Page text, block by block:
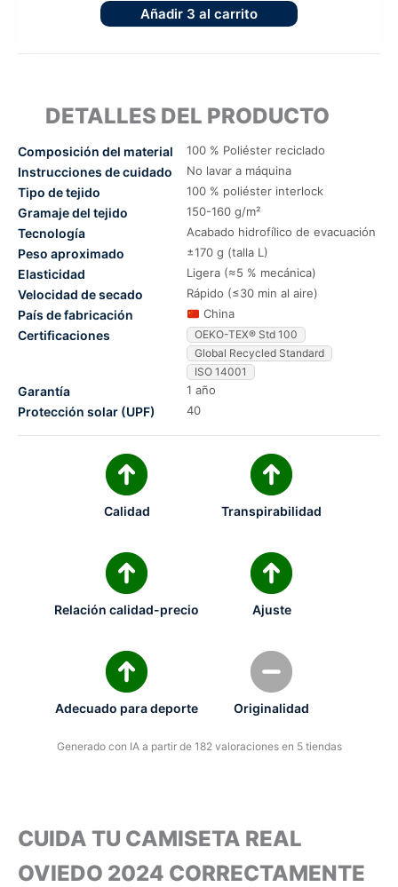
Añadir 3 al carrito
DETALLES DEL PRODUCTO
Composición del material 100 % Poliéster reciclado
Instrucciones de cuidado No lavar a máquina
Tipo de tejido 100 % poliéster interlock
Gramaje del tejido 150-160 g/m²
Tecnología Acabado hidrofílico de evacuación
Peso aproximado ±170 g (talla L)
Elasticidad Ligera (≈5 % mecánica)
Velocidad de secado Rápido (≤30 min al aire)
País de fabricación China
Certificaciones
OEKO-TEX® Std 100
Global Recycled Standard
ISO 14001
Garantía 1 año
Protección solar (UPF) 40
Calidad Transpirabilidad
Relación calidad-precio Ajuste
Adecuado para deporte Originalidad
Generado con IA a partir de 182 valoraciones en 5 tiendas
CUIDA TU CAMISETA REAL
OVIEDO 2024 CORRECTAMENTE